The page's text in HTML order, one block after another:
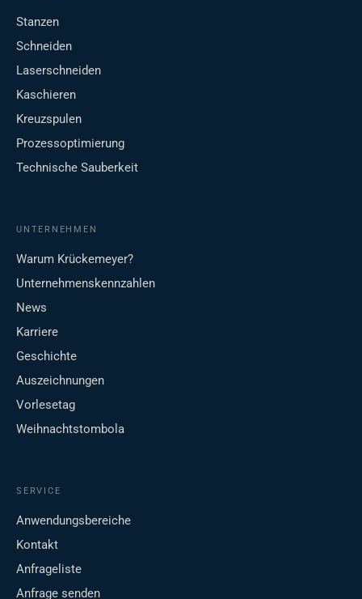
Stanzen
Schneiden
Laserschneiden
Kaschieren
Kreuzspulen
Prozessoptimierung
Technische Sauberkeit
UNTERNEHMEN
Warum Krückemeyer?
Unternehmenskennzahlen
News
Karriere
Geschichte
Auszeichnungen
Vorlesetag
Weihnachtstombola
SERVICE
Anwendungsbereiche
Kontakt
Anfrageliste
Anfrage senden